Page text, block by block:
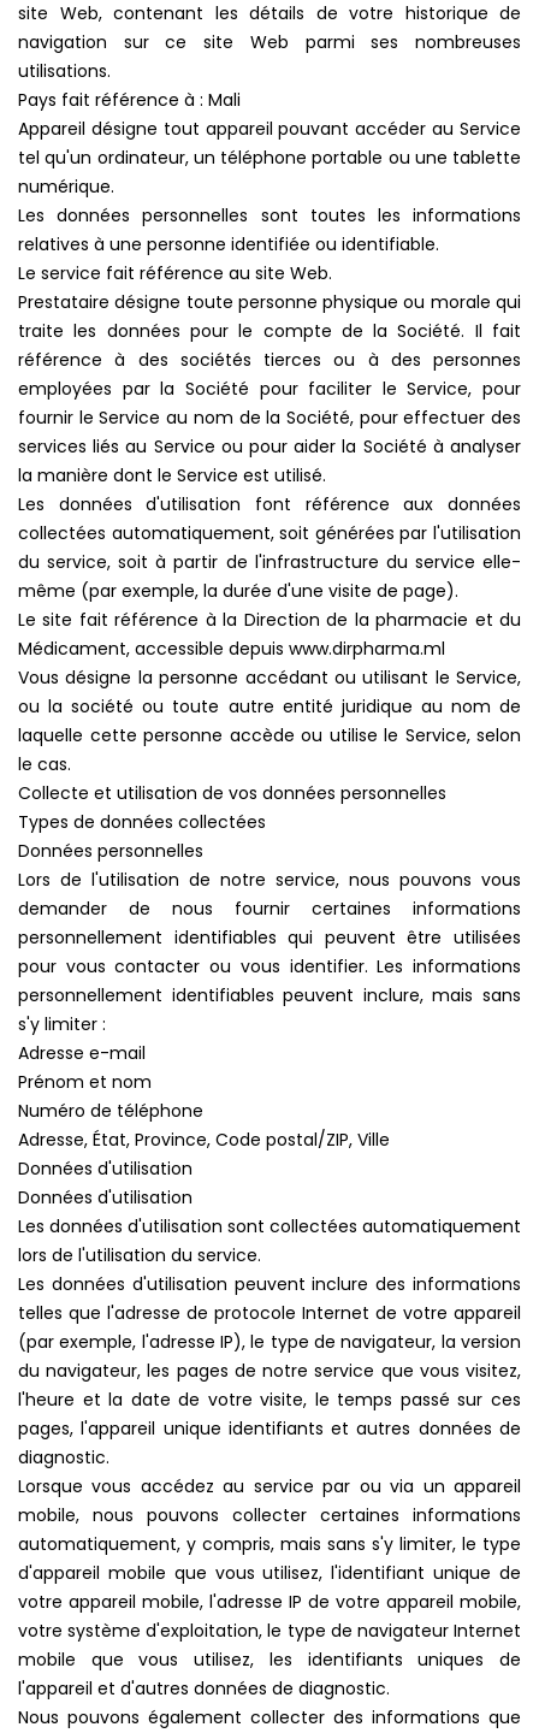
site Web, contenant les détails de votre historique de
navigation sur ce site Web parmi ses nombreuses
utilisations.
Pays fait référence à : Mali
Appareil désigne tout appareil pouvant accéder au Service
tel qu'un ordinateur, un téléphone portable ou une tablette
numérique.
Les données personnelles sont toutes les informations
relatives à une personne identifiée ou identifiable.
Le service fait référence au site Web.
Prestataire désigne toute personne physique ou morale qui
traite les données pour le compte de la Société. Il fait
référence à des sociétés tierces ou à des personnes
employées par la Société pour faciliter le Service, pour
fournir le Service au nom de la Société, pour effectuer des
services liés au Service ou pour aider la Société à analyser
la manière dont le Service est utilisé.
Les données d'utilisation font référence aux données
collectées automatiquement, soit générées par l'utilisation
du service, soit à partir de l'infrastructure du service elle-
même (par exemple, la durée d'une visite de page).
Le site fait référence à la Direction de la pharmacie et du
Médicament, accessible depuis www.dirpharma.ml
Vous désigne la personne accédant ou utilisant le Service,
ou la société ou toute autre entité juridique au nom de
laquelle cette personne accède ou utilise le Service, selon
le cas.
Collecte et utilisation de vos données personnelles
Types de données collectées
Données personnelles
Lors de l'utilisation de notre service, nous pouvons vous
demander de nous fournir certaines informations
personnellement identifiables qui peuvent être utilisées
pour vous contacter ou vous identifier. Les informations
personnellement identifiables peuvent inclure, mais sans
s'y limiter :
Adresse e-mail
Prénom et nom
Numéro de téléphone
Adresse, État, Province, Code postal/ZIP, Ville
Données d'utilisation
Données d'utilisation
Les données d'utilisation sont collectées automatiquement
lors de l'utilisation du service.
Les données d'utilisation peuvent inclure des informations
telles que l'adresse de protocole Internet de votre appareil
(par exemple, l'adresse IP), le type de navigateur, la version
du navigateur, les pages de notre service que vous visitez,
l'heure et la date de votre visite, le temps passé sur ces
pages, l'appareil unique identifiants et autres données de
diagnostic.
Lorsque vous accédez au service par ou via un appareil
mobile, nous pouvons collecter certaines informations
automatiquement, y compris, mais sans s'y limiter, le type
d'appareil mobile que vous utilisez, l'identifiant unique de
votre appareil mobile, l'adresse IP de votre appareil mobile,
votre système d'exploitation, le type de navigateur Internet
mobile que vous utilisez, les identifiants uniques de
l'appareil et d'autres données de diagnostic.
Nous pouvons également collecter des informations que